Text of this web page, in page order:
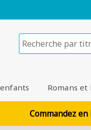
Romans et
Commandez